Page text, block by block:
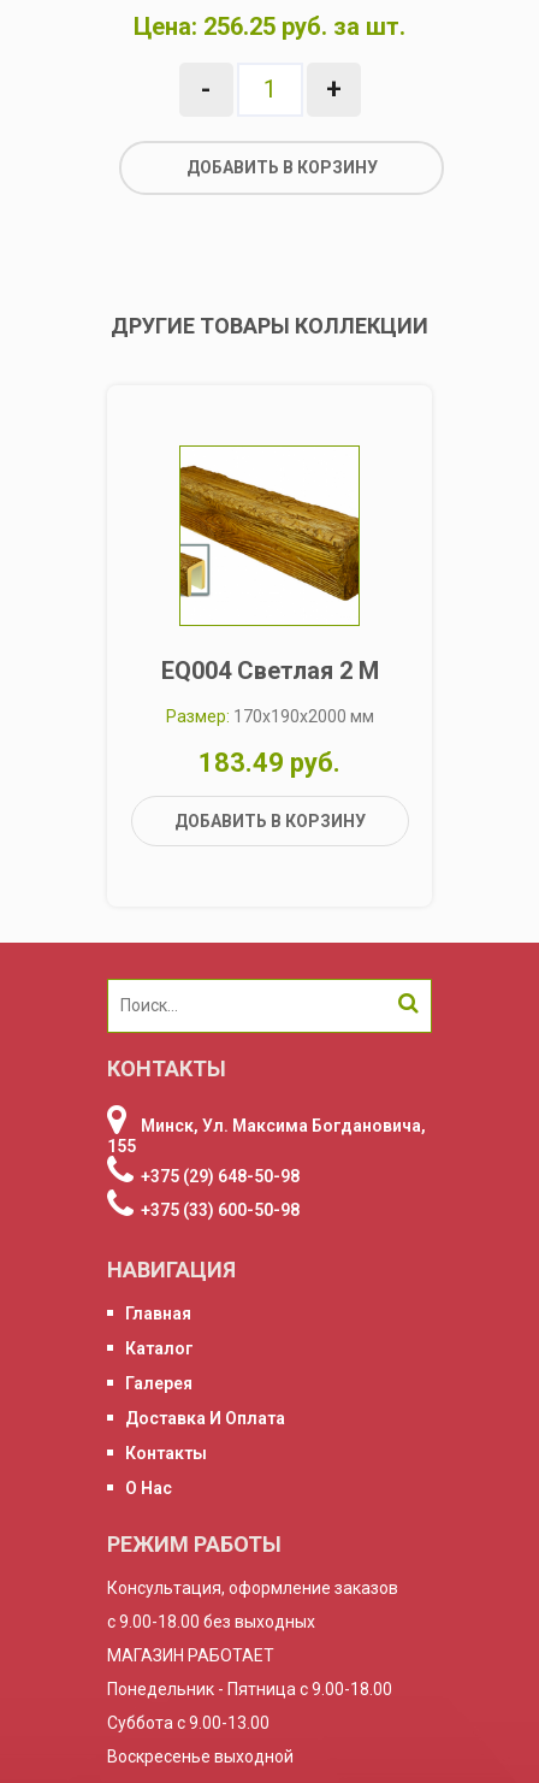
Цена: 256.25 руб. за шт.
- +
ДОБАВИТЬ В КОРЗИНУ
ДРУГИЕ ТОВАРЫ КОЛЛЕКЦИИ
EQ004 Светлая 2 М
Размер: 170x190x2000 мм
183.49 руб.
ДОБАВИТЬ В КОРЗИНУ
КОНТАКТЫ
Минск, Ул. Максима Богдановича,
155
+375 (29) 648-50-98
+375 (33) 600-50-98
НАВИГАЦИЯ
Главная
Каталог
Галерея
Доставка И Оплата
Контакты
О Нас
РЕЖИМ РАБОТЫ
Консультация, оформление заказов
с 9.00-18.00 без выходных
МАГАЗИН РАБОТАЕТ
Понедельник - Пятница с 9.00-18.00
Суббота с 9.00-13.00
Воскресенье выходной